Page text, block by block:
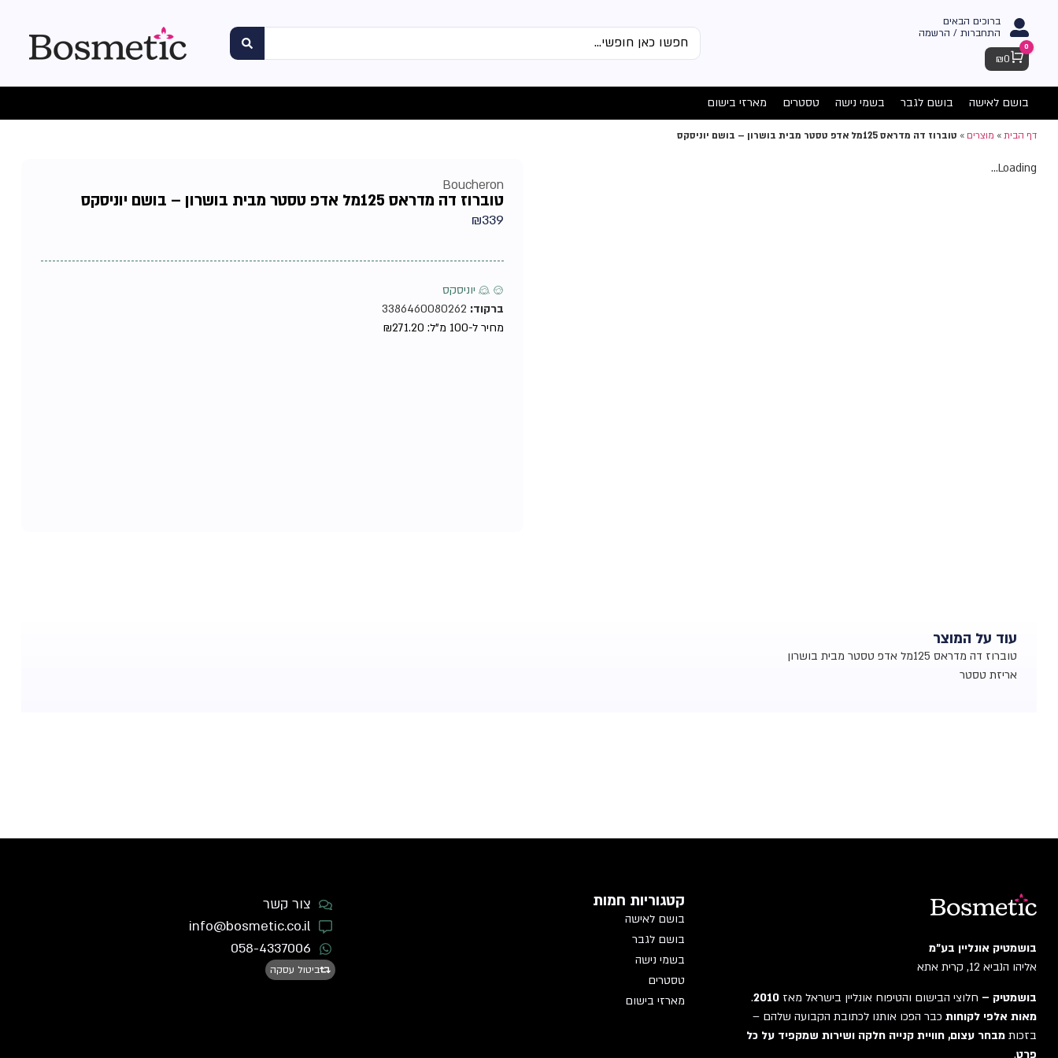
ברוכים הבאים
התחברות / הרשמה
Cart
0
₪0
בושם לאישה בושם לגבר בשמי נישה טסטרים מארזי בישום
דף הבית» מוצרים» טוברוז דה מדראס 125מל אדפ טסטר מבית בושרון – בושם יוניסקס
Loading...
Boucheron
טוברוז דה מדראס 125מל אדפ טסטר מבית בושרון – בושם יוניסקס
₪339
♂ ♀ יוניסקס
ברקוד:
מחיר ל-100 מ"ל:
₪271.20
עוד על המוצר
טוברוז דה מדראס 125מל אדפ טסטר מבית בושרון
אריזת טסטר
בושמטיק אונליין בע"מ
אליהו הנביא 12, קרית אתא
בושמטיק – חלוצי הבישום והטיפוח אונליין בישראל מאז 2010
.
מאות אלפי לקוחות כבר הפכו אותנו לכתובת הקבועה שלהם –
בזכות מבחר עצום, חוויית קנייה חלקה ושירות שמקפיד על כל
פרט.
קטגוריות חמות
בושם לאישה
בושם לגבר
בשמי נישה
טסטרים
מארזי בישום
צור קשר
info@bosmetic.co.il
058-4337006
ביטול עסקה